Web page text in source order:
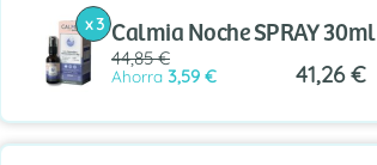
x 3 Calmia Noche SPRAY 30ml
44,85 €
Ahorra 3,59 € 41,26 €